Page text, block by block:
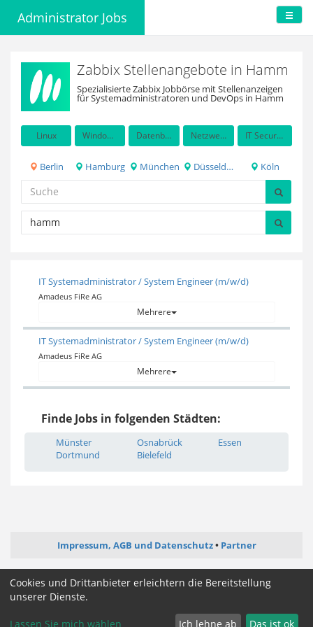
Administrator Jobs
Zabbix Stellenangebote in Hamm
Spezialisierte Zabbix Jobbörse mit Stellenanzeigen
für Systemadministratoren und DevOps in Hamm
Linux Windows Server Datenbanken Netzwerkadministration IT Security / Auditing
Berlin Hamburg München Düsseldorf Köln
IT Systemadministrator / System Engineer (m/w/d)
Amadeus FiRe AG
Mehrere
IT Systemadministrator / System Engineer (m/w/d)
Amadeus FiRe AG
Mehrere
Finde Jobs in folgenden Städten:
Münster
Dortmund
Osnabrück
Bielefeld
Essen
Impressum, AGB und Datenschutz Partner
ictjob.de webentwickler-jobs.de
softwareentwickler-jobs.de
Cookies und Drittanbieter erleichtern die Bereitstellung
unserer Dienste.
Lassen Sie mich wählen Ich lehne ab Das ist ok